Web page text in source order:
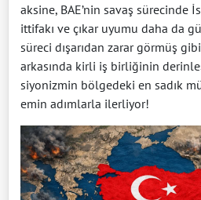
aksine, BAE’nin savaş
ittifakı ve çıkar uyumu daha da
süreci dışarıdan zarar görmüş
arkasında kirli iş birliğinin
siyonizmin bölgedeki en sadık
emin adımlarla ilerliyor!